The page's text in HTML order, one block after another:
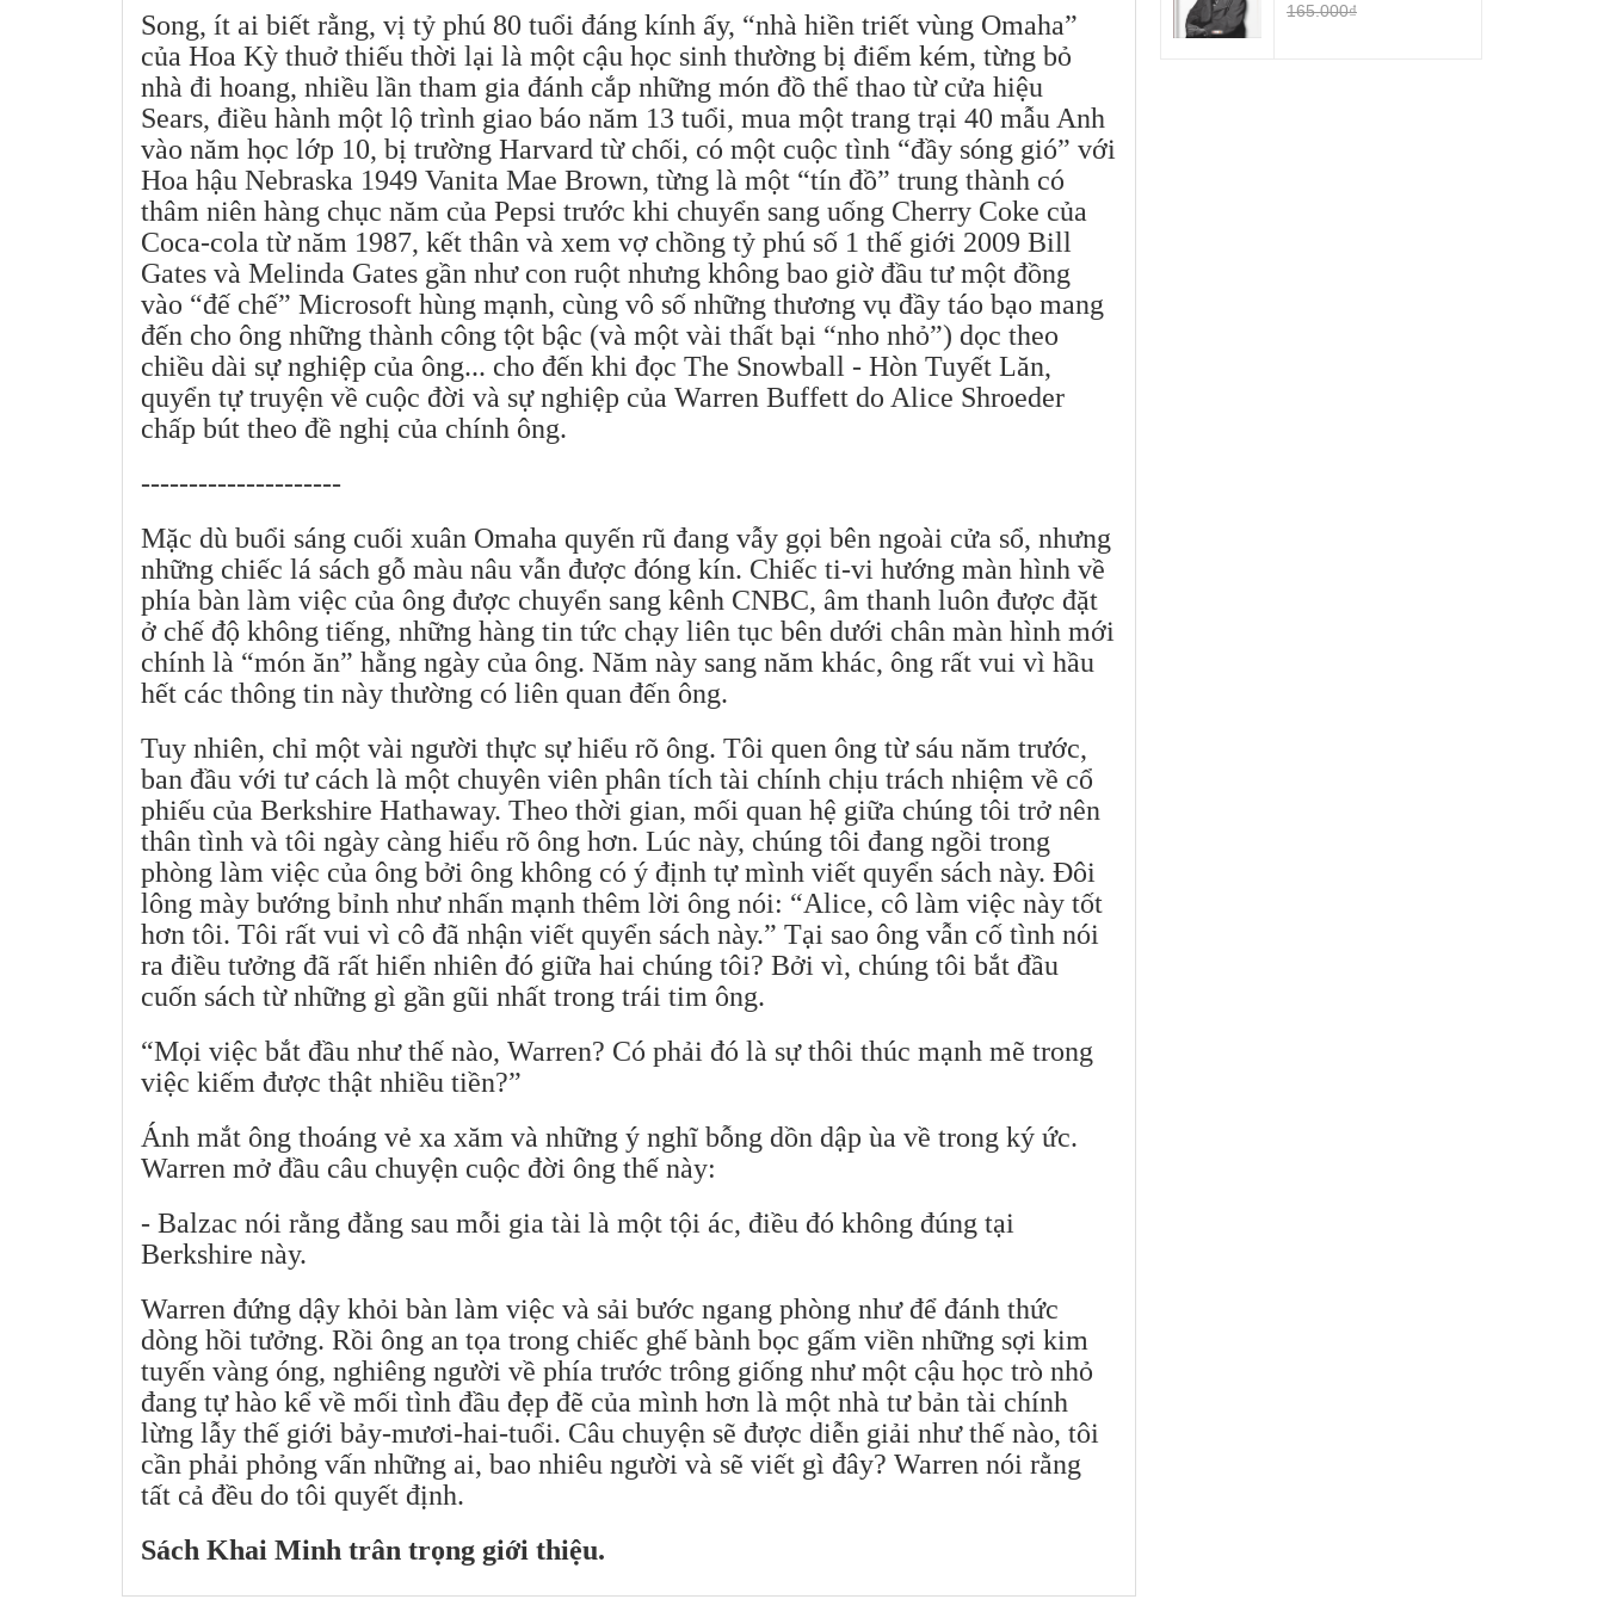
Song, ít ai biết rằng, vị tỷ phú 80 tuổi đáng kính ấy, “nhà hiền triết vùng Omaha”
của Hoa Kỳ thuở thiếu thời lại là một cậu học sinh thường bị điểm kém, từng bỏ
nhà đi hoang, nhiều lần tham gia đánh cắp những món đồ thể thao từ cửa hiệu
Sears, điều hành một lộ trình giao báo năm 13 tuổi, mua một trang trại 40 mẫu Anh
vào năm học lớp 10, bị trường Harvard từ chối, có một cuộc tình “đầy sóng gió” với
Hoa hậu Nebraska 1949 Vanita Mae Brown, từng là một “tín đồ” trung thành có
thâm niên hàng chục năm của Pepsi trước khi chuyển sang uống Cherry Coke của
Coca-cola từ năm 1987, kết thân và xem vợ chồng tỷ phú số 1 thế giới 2009 Bill
Gates và Melinda Gates gần như con ruột nhưng không bao giờ đầu tư một đồng
vào “đế chế” Microsoft hùng mạnh, cùng vô số những thương vụ đầy táo bạo mang
đến cho ông những thành công tột bậc (và một vài thất bại “nho nhỏ”) dọc theo
chiều dài sự nghiệp của ông... cho đến khi đọc The Snowball - Hòn Tuyết Lăn,
quyển tự truyện về cuộc đời và sự nghiệp của Warren Buffett do Alice Shroeder
chấp bút theo đề nghị của chính ông.
---------------------
Mặc dù buổi sáng cuối xuân Omaha quyến rũ đang vẫy gọi bên ngoài cửa sổ, nhưng
những chiếc lá sách gỗ màu nâu vẫn được đóng kín. Chiếc ti-vi hướng màn hình về
phía bàn làm việc của ông được chuyển sang kênh CNBC, âm thanh luôn được đặt
ở chế độ không tiếng, những hàng tin tức chạy liên tục bên dưới chân màn hình mới
chính là “món ăn” hằng ngày của ông. Năm này sang năm khác, ông rất vui vì hầu
hết các thông tin này thường có liên quan đến ông.
Tuy nhiên, chỉ một vài người thực sự hiểu rõ ông. Tôi quen ông từ sáu năm trước,
ban đầu với tư cách là một chuyên viên phân tích tài chính chịu trách nhiệm về cổ
phiếu của Berkshire Hathaway. Theo thời gian, mối quan hệ giữa chúng tôi trở nên
thân tình và tôi ngày càng hiểu rõ ông hơn. Lúc này, chúng tôi đang ngồi trong
phòng làm việc của ông bởi ông không có ý định tự mình viết quyển sách này. Đôi
lông mày bướng bỉnh như nhấn mạnh thêm lời ông nói: “Alice, cô làm việc này tốt
hơn tôi. Tôi rất vui vì cô đã nhận viết quyển sách này.” Tại sao ông vẫn cố tình nói
ra điều tưởng đã rất hiển nhiên đó giữa hai chúng tôi? Bởi vì, chúng tôi bắt đầu
cuốn sách từ những gì gần gũi nhất trong trái tim ông.
“Mọi việc bắt đầu như thế nào, Warren? Có phải đó là sự thôi thúc mạnh mẽ trong
việc kiếm được thật nhiều tiền?”
Ánh mắt ông thoáng vẻ xa xăm và những ý nghĩ bỗng dồn dập ùa về trong ký ức.
Warren mở đầu câu chuyện cuộc đời ông thế này:
- Balzac nói rằng đằng sau mỗi gia tài là một tội ác, điều đó không đúng tại
Berkshire này.
Warren đứng dậy khỏi bàn làm việc và sải bước ngang phòng như để đánh thức
dòng hồi tưởng. Rồi ông an tọa trong chiếc ghế bành bọc gấm viền những sợi kim
tuyến vàng óng, nghiêng người về phía trước trông giống như một cậu học trò nhỏ
đang tự hào kể về mối tình đầu đẹp đẽ của mình hơn là một nhà tư bản tài chính
lừng lẫy thế giới bảy-mươi-hai-tuổi. Câu chuyện sẽ được diễn giải như thế nào, tôi
cần phải phỏng vấn những ai, bao nhiêu người và sẽ viết gì đây? Warren nói rằng
tất cả đều do tôi quyết định.
Sách Khai Minh trân trọng giới thiệu.
165.000₫